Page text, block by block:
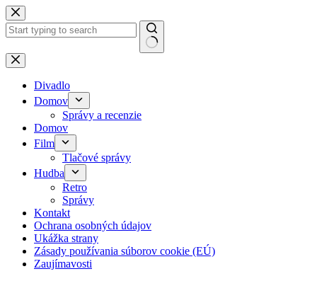
Skip
to
content
No
results
Divadlo
Domov
Správy a recenzie
Domov
Film
Tlačové správy
Hudba
Retro
Správy
Kontakt
Ochrana osobných údajov
Ukážka strany
Zásady používania súborov cookie (EÚ)
Zaujímavosti